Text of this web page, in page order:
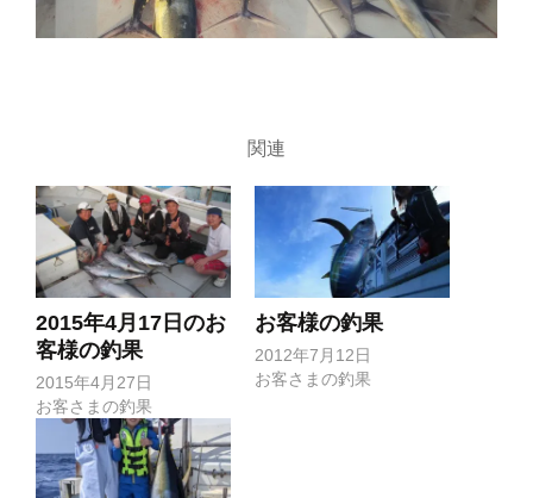
関連
2015年4月17日のお
客様の釣果
2015年4月27日
お客さまの釣果
お客様の釣果
2012年7月12日
お客さまの釣果